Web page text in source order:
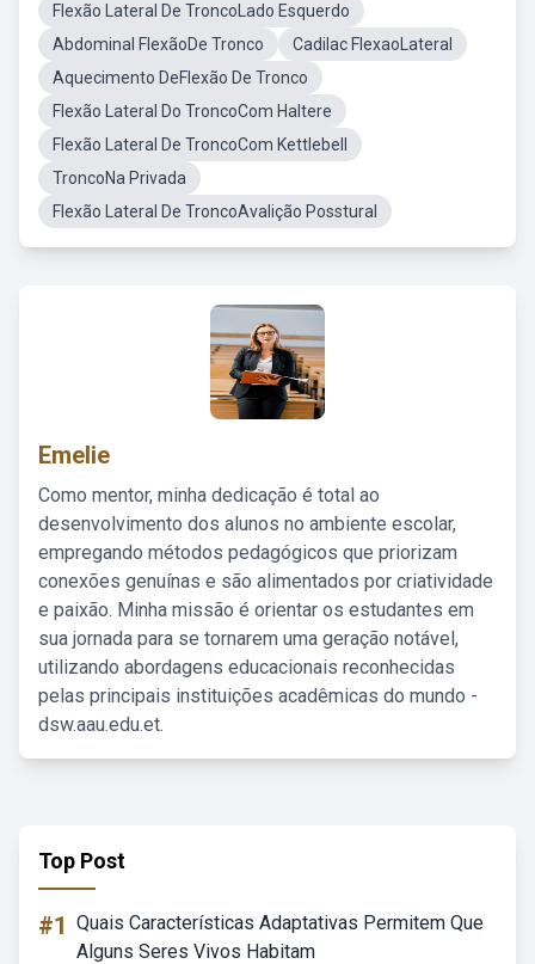
Flexão Lateral De TroncoLado Esquerdo
Abdominal FlexãoDe Tronco
Cadilac FlexaoLateral
Aquecimento DeFlexão De Tronco
Flexão Lateral Do TroncoCom Haltere
Flexão Lateral De TroncoCom Kettlebell
TroncoNa Privada
Flexão Lateral De TroncoAvalição Posstural
Emelie
Como mentor, minha dedicação é total ao
desenvolvimento dos alunos no ambiente escolar,
empregando métodos pedagógicos que priorizam
conexões genuínas e são alimentados por criatividade
e paixão. Minha missão é orientar os estudantes em
sua jornada para se tornarem uma geração notável,
utilizando abordagens educacionais reconhecidas
pelas principais instituições acadêmicas do mundo -
dsw.aau.edu.et.
Top Post
#1 Quais Características Adaptativas Permitem Que
Alguns Seres Vivos Habitam